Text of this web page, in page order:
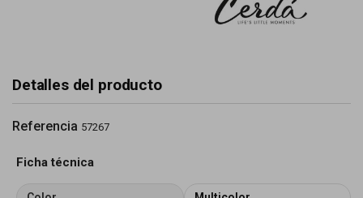
Detalles del producto
Referencia 57267
Ficha técnica